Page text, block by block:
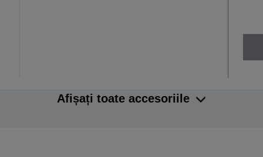
Afișați toate accesoriile